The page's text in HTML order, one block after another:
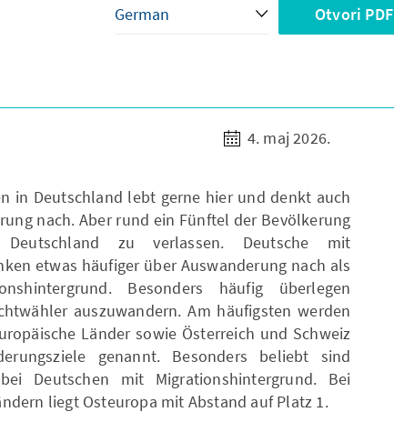
Otvori PDF
4. maj 2026.
in Deutschland lebt gerne hier und denkt auch
nach. Aber rund ein Fünftel der Bevölkerung
zu verlassen. Deutsche mit
etwas häufiger über Auswanderung nach als
Besonders häufig überlegen
auszuwandern. Am häufigsten werden
Länder sowie Österreich und Schweiz
genannt. Besonders beliebt sind
Deutschen mit Migrationshintergrund. Bei
liegt Osteuropa mit Abstand auf Platz 1.